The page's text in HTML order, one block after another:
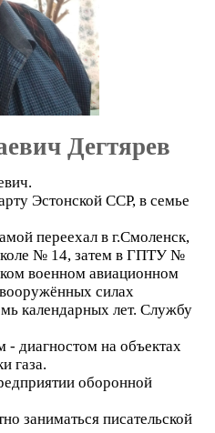
Дегтярев
Эстонской ССР, в семье
переехал в г.Смоленск,
№ 14, затем в ГПТУ №
военном авиационном
силах
календарных лет. Службу
- диагностом на объектах
газа.
оборонной
заниматься писательской